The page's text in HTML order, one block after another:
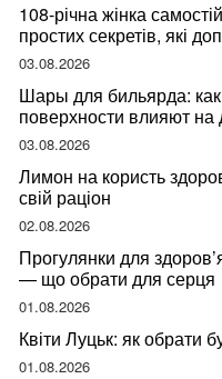
108-річна жінка
простих секретів, які
03.08.2026
Шары для бильярда:
поверхности влияют на
03.08.2026
Лимон на користь
свій раціон
02.08.2026
Прогулянки для
— що обрати для серця
01.08.2026
Квіти Луцьк: як обрати
01.08.2026